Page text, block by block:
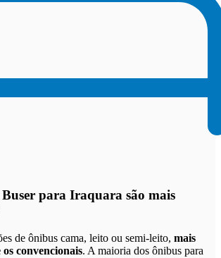
para Iraquara são mais
de ônibus cama, leito ou semi-leito, mais
convencionais. A maioria dos ônibus para